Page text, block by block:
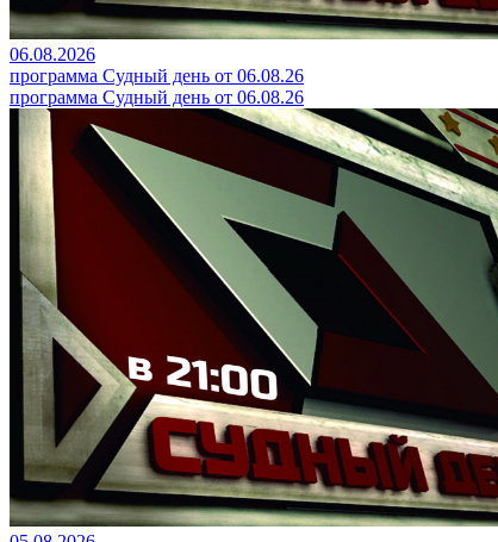
06.08.2026
программа Судный день от 06.08.26
программа Судный день от 06.08.26